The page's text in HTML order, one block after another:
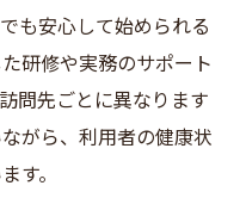
も安心して始められる
研修や実務のサポート
問先ごとに異なります
がら、利用者の健康状
す。